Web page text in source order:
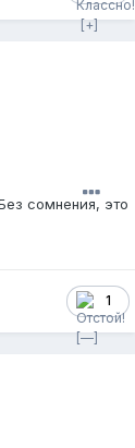
сомнения, это
1